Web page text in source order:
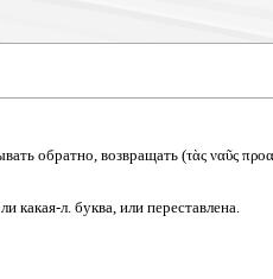
обратно, возвращать (τὰς ναῦς
какая-л. буква, или переставлена.